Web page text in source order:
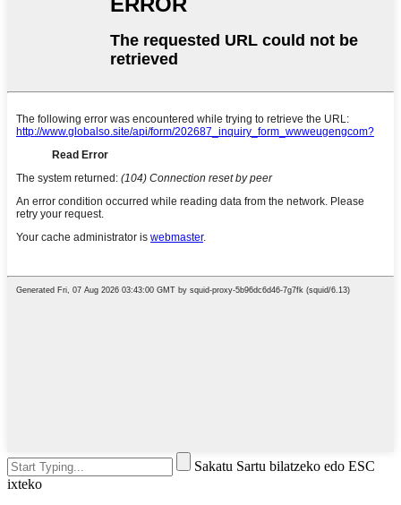
Sakatu Sartu bilatzeko edo ESC
ixteko